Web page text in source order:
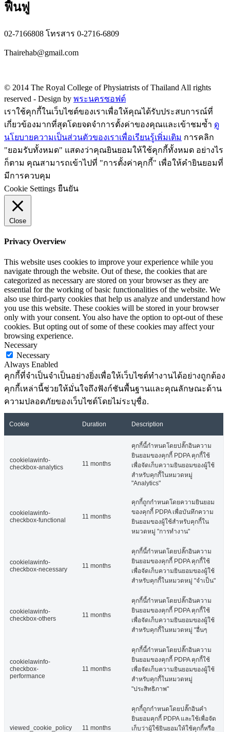
ฟื้นฟู
02-7166808 โทรสาร 0-2716-6809
Thairehab@gmail.com
© 2014 The Royal College of Physiatrists of Thailand All rights
reserved - Design by พระนครซอฟต์
เราใช้คุกกี้ในเว็บไซต์ของเราเพื่อให้คุณได้รับประสบการณ์ที่
เกี่ยวข้องมากที่สุดโดยจดจำการตั้งค่าของคุณและเข้าชมซ้ำ ดู
นโยบายความเป็นส่วนตัวของเราเพื่อเรียนรู้เพิ่มเติม การคลิก
"ยอมรับทั้งหมด" แสดงว่าคุณยินยอมให้ใช้คุกกี้ทั้งหมด อย่างไร
ก็ตาม คุณสามารถเข้าไปที่ "การตั้งค่าคุกกี้" เพื่อให้คำยินยอมที่
มีการควบคุม
Cookie Settings ยืนยัน
Close
Privacy Overview
This website uses cookies to improve your experience while you
navigate through the website. Out of these, the cookies that are
categorized as necessary are stored on your browser as they are
essential for the working of basic functionalities of the website. We
also use third-party cookies that help us analyze and understand how
you use this website. These cookies will be stored in your browser
only with your consent. You also have the option to opt-out of these
cookies. But opting out of some of these cookies may affect your
browsing experience.
Necessary
Necessary
Always Enabled
คุกกี้ที่จำเป็นจำเป็นอย่างยิ่งเพื่อให้เว็บไซต์ทำงานได้อย่างถูกต้อง
คุกกี้เหล่านี้ช่วยให้มั่นใจถึงฟังก์ชันพื้นฐานและคุณลักษณะด้าน
ความปลอดภัยของเว็บไซต์โดยไม่ระบุชื่อ.
Cookie Duration Description
cookielawinfo-
checkbox-analytics
11 months
คุกกี้นี้กำหนดโดยปลั๊กอินความ
ยินยอมของคุกกี้ PDPA คุกกี้ใช้
เพื่อจัดเก็บความยินยอมของผู้ใช้
สำหรับคุกกี้ในหมวดหมู่
"Analytics"
cookielawinfo-
checkbox-functional
11 months
คุกกี้ถูกกำหนดโดยความยินยอม
ของคุกกี้ PDPA เพื่อบันทึกความ
ยินยอมของผู้ใช้สำหรับคุกกี้ใน
หมวดหมู่ "การทำงาน"
cookielawinfo-
checkbox-necessary
11 months
คุกกี้นี้กำหนดโดยปลั๊กอินความ
ยินยอมของคุกกี้ PDPA คุกกี้ใช้
เพื่อจัดเก็บความยินยอมของผู้ใช้
สำหรับคุกกี้ในหมวดหมู่ "จำเป็น"
cookielawinfo-
checkbox-others
11 months
คุกกี้นี้กำหนดโดยปลั๊กอินความ
ยินยอมของคุกกี้ PDPA คุกกี้ใช้
เพื่อจัดเก็บความยินยอมของผู้ใช้
สำหรับคุกกี้ในหมวดหมู่ "อื่นๆ
cookielawinfo-
checkbox-
performance
11 months
คุกกี้นี้กำหนดโดยปลั๊กอินความ
ยินยอมของคุกกี้ PDPA คุกกี้ใช้
เพื่อจัดเก็บความยินยอมของผู้ใช้
สำหรับคุกกี้ในหมวดหมู่
"ประสิทธิภาพ"
viewed_cookie_policy 11 months
คุกกี้ถูกกำหนดโดยปลั๊กอินคำ
ยินยอมคุกกี้ PDPA และใช้เพื่อจัด
เก็บว่าผู้ใช้ยินยอมให้ใช้คุกกี้หรือ